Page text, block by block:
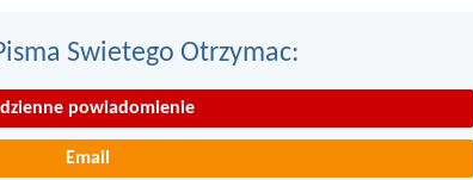
Swietego Otrzymac:
powiadomienie
Email